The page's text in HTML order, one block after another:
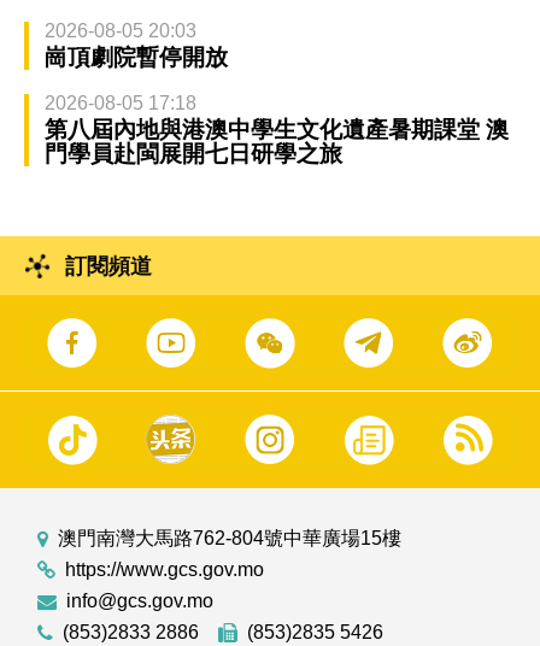
2026-08-05 20:03
崗頂劇院暫停開放
2026-08-05 17:18
第八屆內地與港澳中學生文化遺產暑期課堂 澳
門學員赴閩展開七日研學之旅
訂閱頻道
澳門南灣大馬路762-804號中華廣場15樓
https://www.gcs.gov.mo
info@gcs.gov.mo
(853)2833 2886
(853)2835 5426